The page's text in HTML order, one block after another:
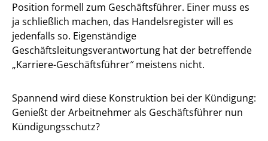
Position formell zum Geschäftsführer. Einer muss es
ja schließlich machen, das Handelsregister will es
jedenfalls so. Eigenständige
Geschäftsleitungsverantwortung hat der betreffende
„Karriere-Geschäftsführer″ meistens nicht.
Spannend wird diese Konstruktion bei der Kündigung:
Genießt der Arbeitnehmer als Geschäftsführer nun
Kündigungsschutz?